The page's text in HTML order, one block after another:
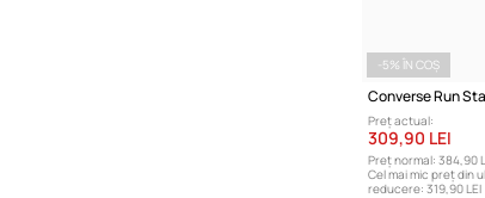
-5% ÎN COȘ
Preț actual:
309,90 LEI
Preț normal: 384,90
Cel mai mic preț din
reducere: 319,90 LEI